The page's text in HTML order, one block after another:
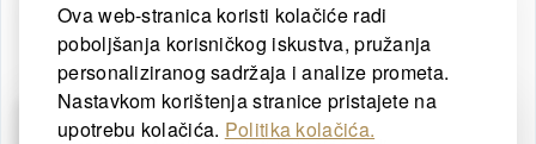
Ova web-stranica koristi kolačiće radi
poboljšanja korisničkog iskustva, pružanja
personaliziranog sadržaja i analize prometa.
Nastavkom korištenja stranice pristajete na
upotrebu kolačića. Politika kolačića.